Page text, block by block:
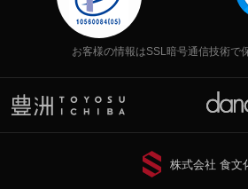
お客様の情報はSSL暗号通信技術で
株式会社 食文